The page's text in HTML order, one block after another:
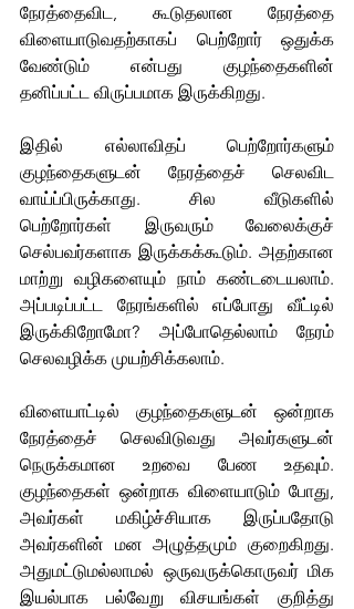
நேரத்தைவிட, கூடுதலான நேரத்தை
விளையாடுவதற்காகப் பெற்றோர் ஒதுக்க
வேண்டும் என்பது குழந்தைகளின்
தனிப்பட்ட விருப்பமாக இருக்கிறது.
இதில் எல்லாவிதப் பெற்றோர்களும்
குழந்தைகளுடன் நேரத்தைச் செலவிட
வாய்ப்பிருக்காது. சில வீடுகளில்
பெற்றோர்கள் இருவரும் வேலைக்குச்
செல்பவர்களாக இருக்கக்கூடும். அதற்கான
மாற்று வழிகளையும் நாம் கண்டடையலாம்.
அப்படிப்பட்ட நேரங்களில் எப்போது வீட்டில்
இருக்கிறோமோ? அப்போதெல்லாம் நேரம்
செலவழிக்க முயற்சிக்கலாம்.
விளையாட்டில் குழந்தைகளுடன் ஒன்றாக
நேரத்தைச் செலவிடுவது அவர்களுடன்
நெருக்கமான உறவை பேண உதவும்.
குழந்தைகள் ஒன்றாக விளையாடும் போது,
அவர்கள் மகிழ்ச்சியாக இருப்பதோடு
அவர்களின் மன அழுத்தமும் குறைகிறது.
அதுமட்டுமல்லாமல் ஒருவருக்கொருவர் மிக
இயல்பாக பல்வேறு விசயங்கள் குறித்து